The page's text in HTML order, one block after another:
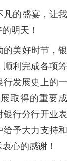
凡的盛宴，让我
明天！
的美好时节，银
顺利完成各项筹
行发展史上的一
取得的重要成
银行分行开业表
给予大力支持和
心的感谢！